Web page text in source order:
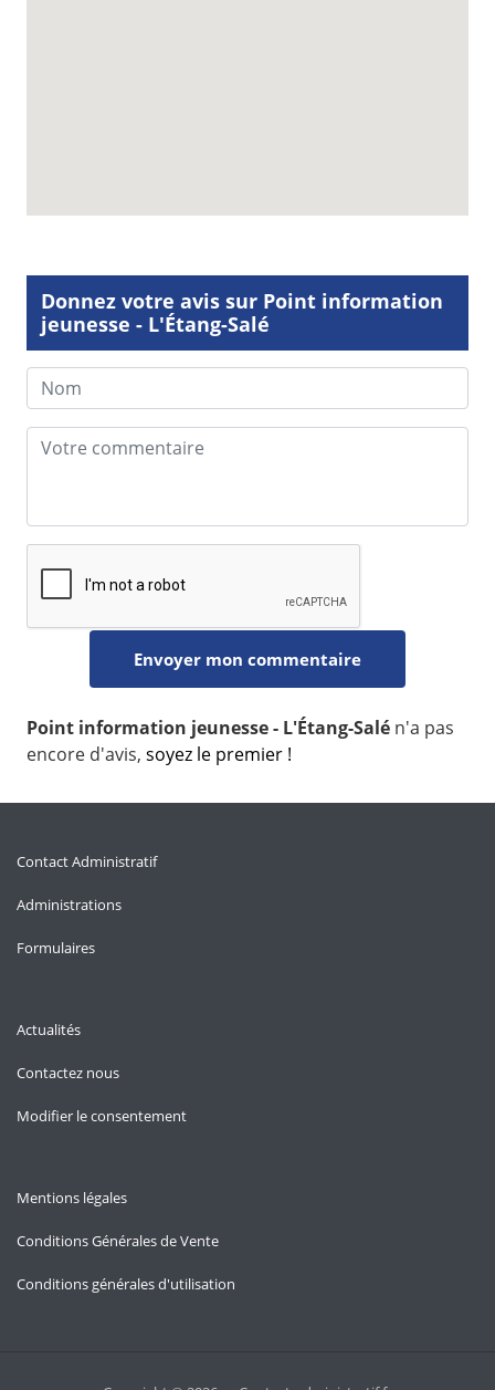
Donnez votre avis sur Point information
jeunesse - L'Étang-Salé
Point information jeunesse - L'Étang-Salé n'a pas
encore d'avis, soyez le premier !
Contact Administratif
Administrations
Formulaires
Actualités
Contactez nous
Modifier le consentement
Mentions légales
Conditions Générales de Vente
Conditions générales d'utilisation